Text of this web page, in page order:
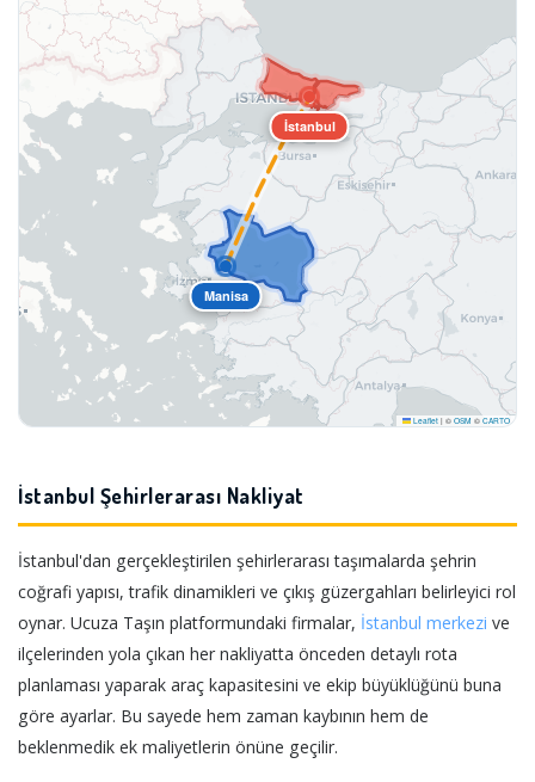
İstanbul
Manisa
Leaflet | © OSM © CARTO
İstanbul Şehirlerarası Nakliyat
İstanbul'dan gerçekleştirilen şehirlerarası taşımalarda şehrin
coğrafi yapısı, trafik dinamikleri ve çıkış güzergahları belirleyici rol
oynar. Ucuza Taşın platformundaki firmalar, İstanbul merkezi ve
ilçelerinden yola çıkan her nakliyatta önceden detaylı rota
planlaması yaparak araç kapasitesini ve ekip büyüklüğünü buna
göre ayarlar. Bu sayede hem zaman kaybının hem de
beklenmedik ek maliyetlerin önüne geçilir.